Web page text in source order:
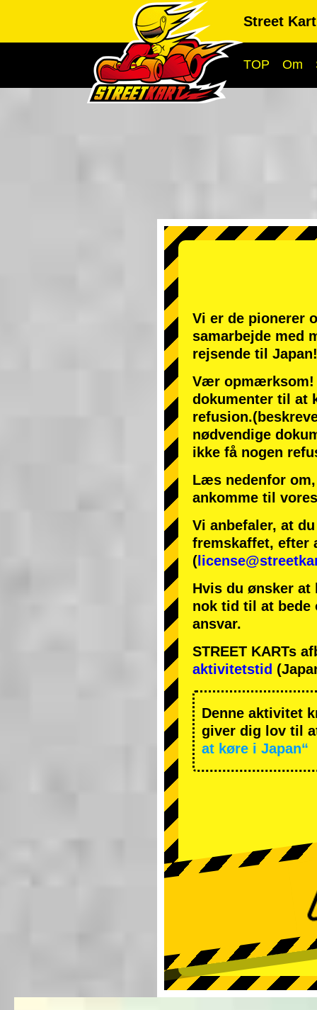
Street
TOP Om
Vi er de pionerer
samarbejde med
rejsende til
Vær opmærksom!
dokumenter til at
refusion.
nødvendige
ikke få nogen
Læs nedenfor
ankomme til
Vi anbefaler, at
fremskaffet, efter
(
Hvis du ønsker
nok tid til at bede
ansvar.
STREET KARTs
aktivitetstid
Denne aktivitet
giver dig lov til
at køre i Japan“